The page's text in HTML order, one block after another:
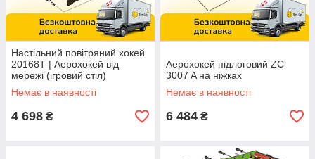
Настільний повітряний хокей
20168T | Аерохокей від
мережі (ігровий стіл)
Немає в наявності
4 698 ₴
Аерохокей підлоговий ZC
3007 A на ніжках
Немає в наявності
6 484 ₴